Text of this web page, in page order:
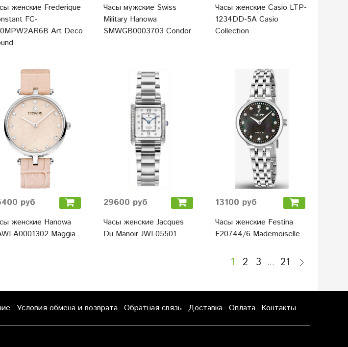
женские Frederique
FC-
Art Deco
Часы мужские Swiss
Military Hanowa
SMWGB0003703 Condor
Часы женские Casio LTP-
1234DD-5A Casio
Collection
руб
женские Hanowa
Maggia
29600 руб
Часы женские Jacques
Du Manoir JWL05501
13100 руб
Часы женские Festina
F20744/6 Mademoiselle
1 2 3 … 21
Условия обмена и возврата Обратная связь Доставка Оплата Контакты